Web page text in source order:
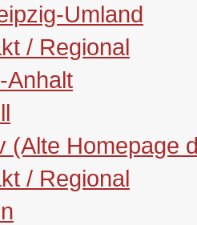
Umland
/ Regional
Anhalt
(Alte Homepage
/ Regional